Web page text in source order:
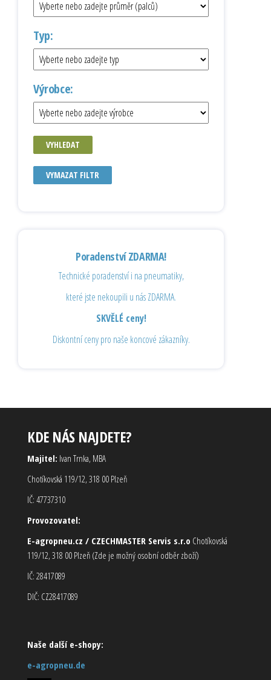
Typ:
Výrobce:
VYHLEDAT
VYMAZAT FILTR
Poradenství ZDARMA!
Technické poradenství i na pneumatiky,
které jste nekoupili u nás ZDARMA.
SKVĚLÉ ceny!
Diskontní ceny pro naše koncové zákazníky.
KDE NÁS NAJDETE?
Majitel: Ivan Trnka, MBA
Chotíkovská 119/12, 318 00 Plzeň
IČ: 47737310
Provozovatel:
E-agropneu.cz / CZECHMASTER Servis s.r.o Chotíkovská
119/12, 318 00 Plzeň (Zde je možný osobní odběr zboží)
IČ: 28417089
DIČ: CZ28417089
Naše další e-shopy:
e-agropneu.de